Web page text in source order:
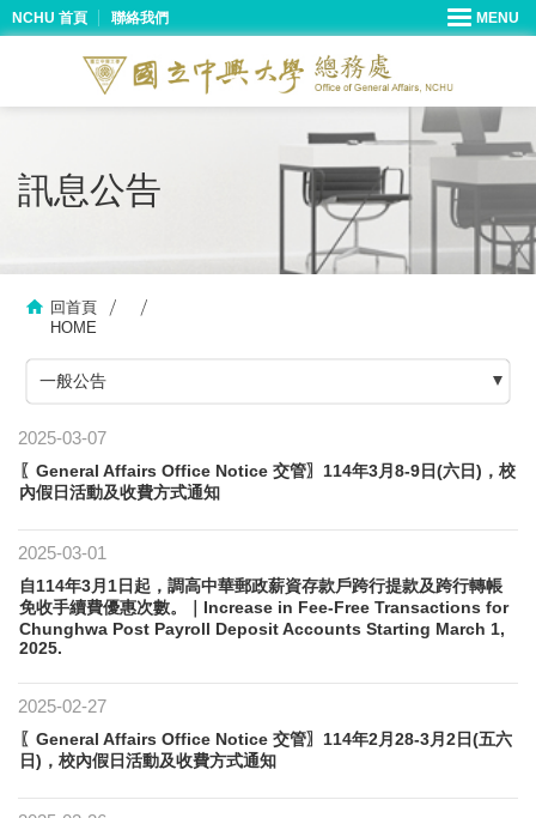
NCHU 首頁 聯絡我們
訊息公告
回首頁
HOME
一般公告
2025-03-07
〖General Affairs Office Notice 交管〗114年3月8-9日(六日)，校
內假日活動及收費方式通知
2025-03-01
自114年3月1日起，調高中華郵政薪資存款戶跨行提款及跨行轉帳
免收手續費優惠次數。｜Increase in Fee-Free Transactions for
Chunghwa Post Payroll Deposit Accounts Starting March 1,
2025.
2025-02-27
〖General Affairs Office Notice 交管〗114年2月28-3月2日(五六
日)，校內假日活動及收費方式通知